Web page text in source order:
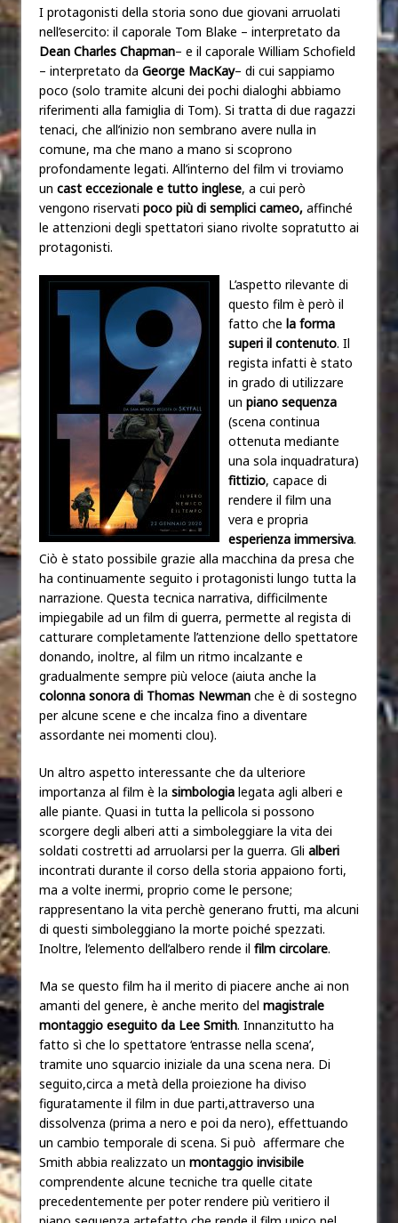
I protagonisti della storia sono due giovani arruolati
nell’esercito: il caporale Tom Blake – interpretato da
Dean Charles Chapman– e il caporale William Schofield
– interpretato da George MacKay– di cui sappiamo
poco (solo tramite alcuni dei pochi dialoghi abbiamo
riferimenti alla famiglia di Tom). Si tratta di due ragazzi
tenaci, che all’inizio non sembrano avere nulla in
comune, ma che mano a mano si scoprono
profondamente legati. All’interno del film vi troviamo
un cast eccezionale e tutto inglese, a cui però
vengono riservati poco più di semplici cameo, affinché
le attenzioni degli spettatori siano rivolte sopratutto ai
protagonisti.
L’aspetto rilevante di
questo film è però il
fatto che la forma
superi il contenuto. Il
regista infatti è stato
in grado di utilizzare
un piano sequenza
(scena continua
ottenuta mediante
una sola inquadratura)
fittizio, capace di
rendere il film una
vera e propria
esperienza immersiva.
Ciò è stato possibile grazie alla macchina da presa che
ha continuamente seguito i protagonisti lungo tutta la
narrazione. Questa tecnica narrativa, difficilmente
impiegabile ad un film di guerra, permette al regista di
catturare completamente l’attenzione dello spettatore
donando, inoltre, al film un ritmo incalzante e
gradualmente sempre più veloce (aiuta anche la
colonna sonora di Thomas Newman che è di sostegno
per alcune scene e che incalza fino a diventare
assordante nei momenti clou).
Un altro aspetto interessante che da ulteriore
importanza al film è la simbologia legata agli alberi e
alle piante. Quasi in tutta la pellicola si possono
scorgere degli alberi atti a simboleggiare la vita dei
soldati costretti ad arruolarsi per la guerra. Gli alberi
incontrati durante il corso della storia appaiono forti,
ma a volte inermi, proprio come le persone;
rappresentano la vita perchè generano frutti, ma alcuni
di questi simboleggiano la morte poiché spezzati.
Inoltre, l’elemento dell’albero rende il film circolare.
Ma se questo film ha il merito di piacere anche ai non
amanti del genere, è anche merito del magistrale
montaggio eseguito da Lee Smith. Innanzitutto ha
fatto sì che lo spettatore ‘entrasse nella scena’,
tramite uno squarcio iniziale da una scena nera. Di
seguito,circa a metà della proiezione ha diviso
figuratamente il film in due parti,attraverso una
dissolvenza (prima a nero e poi da nero), effettuando
un cambio temporale di scena. Si può affermare che
Smith abbia realizzato un montaggio invisibile
comprendente alcune tecniche tra quelle citate
precedentemente per poter rendere più veritiero il